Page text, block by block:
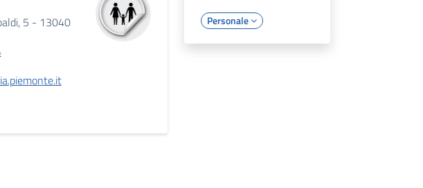
5 - 13040
Personale